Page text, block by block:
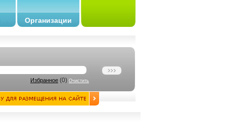
Организации
Избранное (0) Очистить